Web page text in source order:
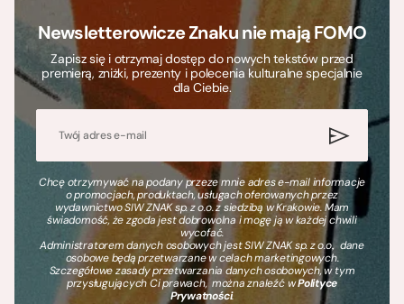
Newsletterowicze Znaku nie mają FOMO
Zapisz się i otrzymaj dostęp do nowych tekstów przed
premierą, zniżki, prezenty i polecenia kulturalne specjalnie
dla Ciebie.
Chcę otrzymywać na podany przeze mnie adres e-mail informacje
o promocjach, produktach, usługach oferowanych przez
wydawnictwo SIW ZNAK sp. z o.o. z siedzibą w Krakowie. Mam
świadomość, że zgoda jest dobrowolna i mogę ją w każdej chwili
wycofać.
Administratorem danych osobowych jest SIW ZNAK sp. z o.o., dane
osobowe będą przetwarzane w celach marketingowych.
Szczegółowe zasady przetwarzania danych osobowych, w tym
przysługujących Ci prawach, można znaleźć wPolityce
Prywatności.